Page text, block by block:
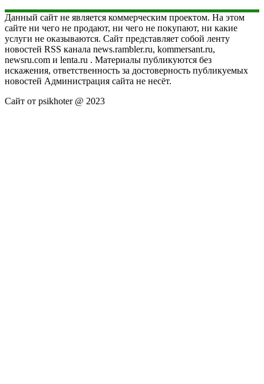
Данный сайт не является коммерческим проектом. На этом
сайте ни чего не продают, ни чего не покупают, ни какие
услуги не оказываются. Сайт представляет собой ленту
новостей RSS канала news.rambler.ru, kommersant.ru,
newsru.com и lenta.ru . Материалы публикуются без
искажения, ответственность за достоверность публикуемых
новостей Администрация сайта не несёт.
Сайт от psikhoter @ 2023